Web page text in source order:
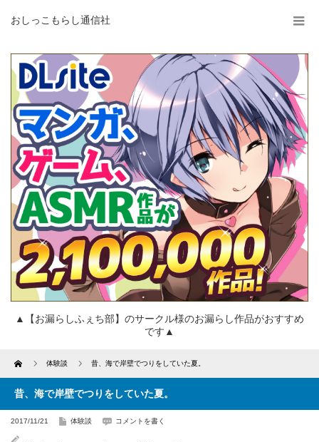
おしっこもらし通信社
▲【お漏らしふぇち部】のサークル様のお漏らし作品がおすすめ
です▲
Home 体験談 昔、海で岸壁でつりをしていた夏。
昔、海で岸壁でつりをしていた夏。
2017/11/21 体験談 コメントを書く